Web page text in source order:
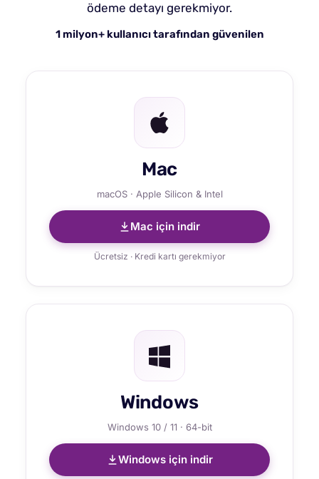
ödeme detayı gerekmiyor.
1 milyon+ kullanıcı tarafından güvenilen
Mac
macOS · Apple Silicon & Intel
Mac için indir
Ücretsiz · Kredi kartı gerekmiyor
Windows
Windows 10 / 11 · 64-bit
Windows için indir